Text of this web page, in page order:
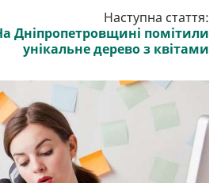
Наступна стаття:
Дніпропетровщині помітили
унікальне дерево з квітами